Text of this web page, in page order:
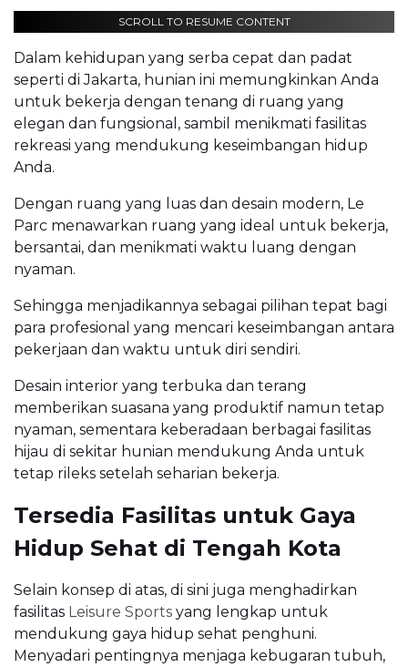
SCROLL TO RESUME CONTENT
Dalam kehidupan yang serba cepat dan padat
seperti di Jakarta, hunian ini memungkinkan Anda
untuk bekerja dengan tenang di ruang yang
elegan dan fungsional, sambil menikmati fasilitas
rekreasi yang mendukung keseimbangan hidup
Anda.
Dengan ruang yang luas dan desain modern, Le
Parc menawarkan ruang yang ideal untuk bekerja,
bersantai, dan menikmati waktu luang dengan
nyaman.
Sehingga menjadikannya sebagai pilihan tepat bagi
para profesional yang mencari keseimbangan antara
pekerjaan dan waktu untuk diri sendiri.
Desain interior yang terbuka dan terang
memberikan suasana yang produktif namun tetap
nyaman, sementara keberadaan berbagai fasilitas
hijau di sekitar hunian mendukung Anda untuk
tetap rileks setelah seharian bekerja.
Tersedia Fasilitas untuk Gaya
Hidup Sehat di Tengah Kota
Selain konsep di atas, di sini juga menghadirkan
fasilitas Leisure Sports yang lengkap untuk
mendukung gaya hidup sehat penghuni.
Menyadari pentingnya menjaga kebugaran tubuh,